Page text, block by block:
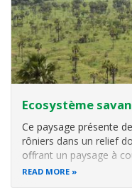
Ecosystème
Ce paysage présente
rôniers dans un relief
offrant un paysage à
READ MORE